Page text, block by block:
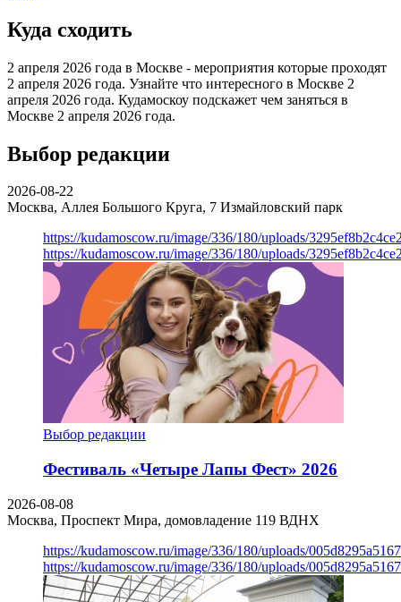
Куда сходить
2 апреля 2026 года в Москве - мероприятия которые проходят
2 апреля 2026 года. Узнайте что интересного в Москве 2
апреля 2026 года. Кудамоскоу подскажет чем заняться в
Москве 2 апреля 2026 года.
Выбор редакции
2026-08-22
Москва, Аллея Большого Круга, 7 Измайловский парк
https://kudamoscow.ru/image/336/180/uploads/
https://kudamoscow.ru/image/336/180/uploads/
Выбор редакции
Фестиваль «Четыре Лапы Фест» 2026
2026-08-08
Москва, Проспект Мира, домовладение 119 ВДНХ
https://kudamoscow.ru/image/336/180/uploads/
https://kudamoscow.ru/image/336/180/uploads/